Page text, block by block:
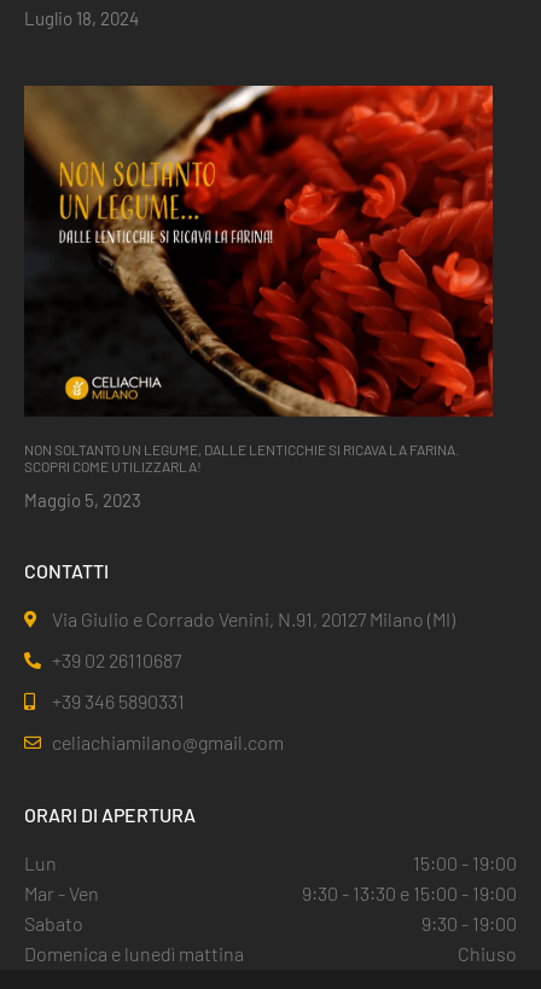
Luglio 18, 2024
NON SOLTANTO UN LEGUME, DALLE LENTICCHIE SI RICAVA LA FARINA.
SCOPRI COME UTILIZZARLA!
Maggio 5, 2023
CONTATTI
Via Giulio e Corrado Venini, N.91, 20127 Milano (MI)
+39 02 26110687
+39 346 5890331
celiachiamilano@gmail.com
ORARI DI APERTURA
Lun
15:00 - 19:00
Mar - Ven
9:30 - 13:30 e 15:00 - 19:00
Sabato
9:30 - 19:00
Domenica e lunedì mattina
Chiuso